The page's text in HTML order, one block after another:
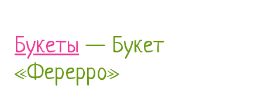
Букеты — Букет
«Ферерро»